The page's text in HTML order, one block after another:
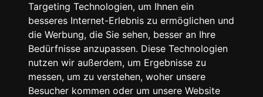
Targeting Technologien, um Ihnen ein
besseres Internet-Erlebnis zu ermöglichen und
die Werbung, die Sie sehen, besser an Ihre
Bedürfnisse anzupassen. Diese Technologien
nutzen wir außerdem, um Ergebnisse zu
messen, um zu verstehen, woher unsere
Besucher kommen oder um unsere Website